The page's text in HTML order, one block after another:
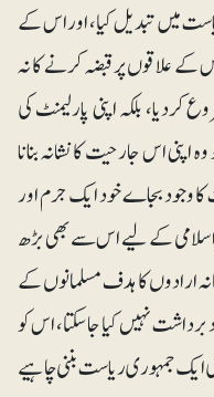
میں تبدیل کیا، اور اس کے
علاقوں پر قبضہ کرنے کا نہ
بلکہ اپنی پارلیمنٹ کی
اپنی اس جارحیت کا نشانہ بنانا
وجود بجاے خود ایک جرم اور
اسلامی کے لیے اس سے بھی بڑھ
ارادوں کا ہدف مسلمانوں کے
نہیں کیا جاسکتا، اس کو
جمہوری ریاست بننی چاہیے